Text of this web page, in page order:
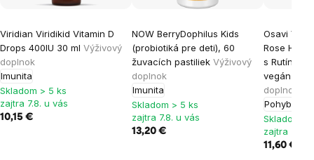
Viridian Viridikid Vitamin D
Drops 400IU 30 ml Výživový
doplnok
Imunita
Skladom > 5 ks
zajtra 7.8. u vás
10,15 €
NOW BerryDophilus Kids
(probiotiká pre deti), 60
žuvacích pastiliek Výživový
doplnok
Imunita
Skladom > 5 ks
zajtra 7.8. u vás
13,20 €
Osavi
Rose Hip,
s Rutínom
vegán
doplnok
Pohybový
Skladom >
zajtra 7.8.
11,60 €